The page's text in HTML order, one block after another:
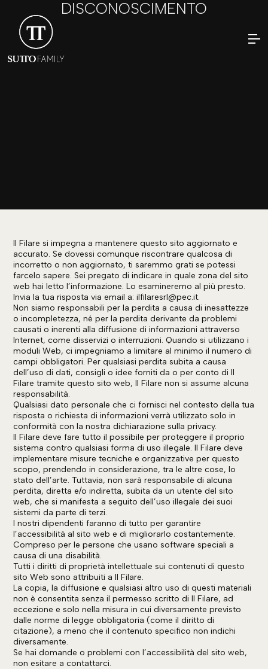
DISCONOSCIMENTO
Il Filare si impegna a mantenere questo sito aggiornato e
accurato. Se dovessi comunque riscontrare qualcosa di
incorretto o non aggiornato, ti saremmo grati se potessi
farcelo sapere. Sei pregato di indicare in quale zona del sito
web hai letto l’informazione. Lo esamineremo al più presto.
Invia la tua risposta via email a:ilfilaresrl@pec.it.
Non siamo responsabili per la perdita a causa di inesattezze
o incompletezza, né per la perdita derivante da problemi
causati o inerenti alla diffusione di informazioni attraverso
Internet, come disservizi o interruzioni. Quando si utilizzano i
moduli Web, ci impegniamo a limitare al minimo il numero di
campi obbligatori. Per qualsiasi perdita subita a causa
dell’uso di dati, consigli o idee forniti da o per conto di Il
Filare tramite questo sito web, Il Filare non si assume alcuna
responsabilità.
Qualsiasi dato personale che ci fornisci nel contesto della tua
risposta o richiesta di informazioni verrà utilizzato solo in
conformità con la nostra dichiarazione sulla privacy.
Il Filare deve fare tutto il possibile per proteggere il proprio
sistema contro qualsiasi forma di uso illegale. Il Filare deve
implementare misure tecniche e organizzative per questo
scopo, prendendo in considerazione, tra le altre cose, lo
stato dell’arte. Tuttavia, non sarà responsabile di alcuna
perdita, diretta e/o indiretta, subita da un utente del sito
web, che si manifesta a seguito dell’uso illegale dei suoi
sistemi da parte di terzi.
I nostri dipendenti faranno di tutto per garantire
l’accessibilità al sito web e di migliorarlo costantemente.
Compreso per le persone che usano software speciali a
causa di una disabilità.
Tutti i diritti di proprietà intellettuale sui contenuti di questo
sito Web sono attribuiti a Il Filare.
La copia, la diffusione e qualsiasi altro uso di questi materiali
non è consentita senza il permesso scritto di Il Filare, ad
eccezione e solo nella misura in cui diversamente previsto
dalle norme di legge obbligatoria (come il diritto di
citazione), a meno che il contenuto specifico non indichi
diversamente.
Se hai domande o problemi con l’accessibilità del sito web,
non esitare a contattarci.